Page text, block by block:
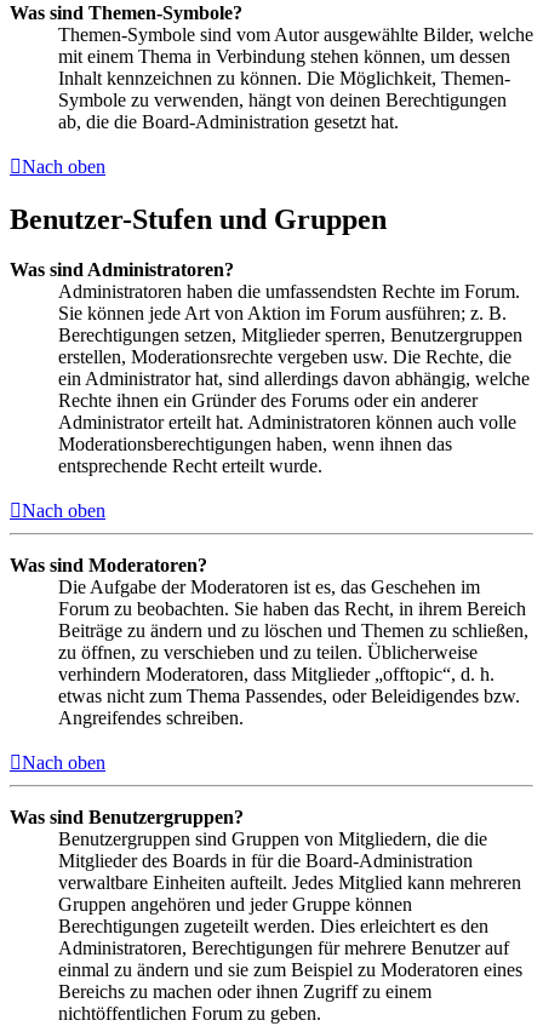
Was sind Themen-Symbole?
Themen-Symbole sind vom Autor ausgewählte Bilder, welche
mit einem Thema in Verbindung stehen können, um dessen
Inhalt kennzeichnen zu können. Die Möglichkeit, Themen-
Symbole zu verwenden, hängt von deinen Berechtigungen
ab, die die Board-Administration gesetzt hat.
Nach oben
Benutzer-Stufen und Gruppen
Was sind Administratoren?
Administratoren haben die umfassendsten Rechte im Forum.
Sie können jede Art von Aktion im Forum ausführen; z. B.
Berechtigungen setzen, Mitglieder sperren, Benutzergruppen
erstellen, Moderationsrechte vergeben usw. Die Rechte, die
ein Administrator hat, sind allerdings davon abhängig, welche
Rechte ihnen ein Gründer des Forums oder ein anderer
Administrator erteilt hat. Administratoren können auch volle
Moderationsberechtigungen haben, wenn ihnen das
entsprechende Recht erteilt wurde.
Nach oben
Was sind Moderatoren?
Die Aufgabe der Moderatoren ist es, das Geschehen im
Forum zu beobachten. Sie haben das Recht, in ihrem Bereich
Beiträge zu ändern und zu löschen und Themen zu schließen,
zu öffnen, zu verschieben und zu teilen. Üblicherweise
verhindern Moderatoren, dass Mitglieder „offtopic“, d. h.
etwas nicht zum Thema Passendes, oder Beleidigendes bzw.
Angreifendes schreiben.
Nach oben
Was sind Benutzergruppen?
Benutzergruppen sind Gruppen von Mitgliedern, die die
Mitglieder des Boards in für die Board-Administration
verwaltbare Einheiten aufteilt. Jedes Mitglied kann mehreren
Gruppen angehören und jeder Gruppe können
Berechtigungen zugeteilt werden. Dies erleichtert es den
Administratoren, Berechtigungen für mehrere Benutzer auf
einmal zu ändern und sie zum Beispiel zu Moderatoren eines
Bereichs zu machen oder ihnen Zugriff zu einem
nichtöffentlichen Forum zu geben.